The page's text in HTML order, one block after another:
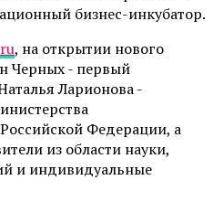
бизнес-инкубатор.
, на открытии нового
Черных - первый
Ларионова -
Федерации, а
из области науки,
и индивидуальные